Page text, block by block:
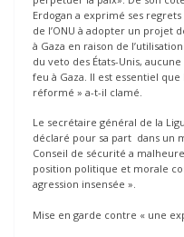
Erdogan a exprimé ses
de l’ONU à adopter un projet
à Gaza en raison de
du veto des États-Unis,
feu à Gaza. Il est essentiel
réformé » a-t-il clamé.
Le secrétaire général de la
déclaré pour sa part dans un
Conseil de sécurité a
position politique et morale
agression insensée ».
Mise en garde contre « une